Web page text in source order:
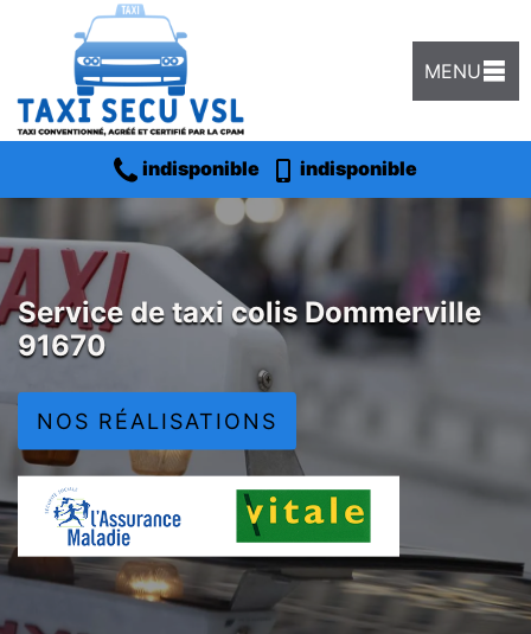
MENU
indisponible indisponible
Service de taxi colis Dommerville
91670
NOS RÉALISATIONS